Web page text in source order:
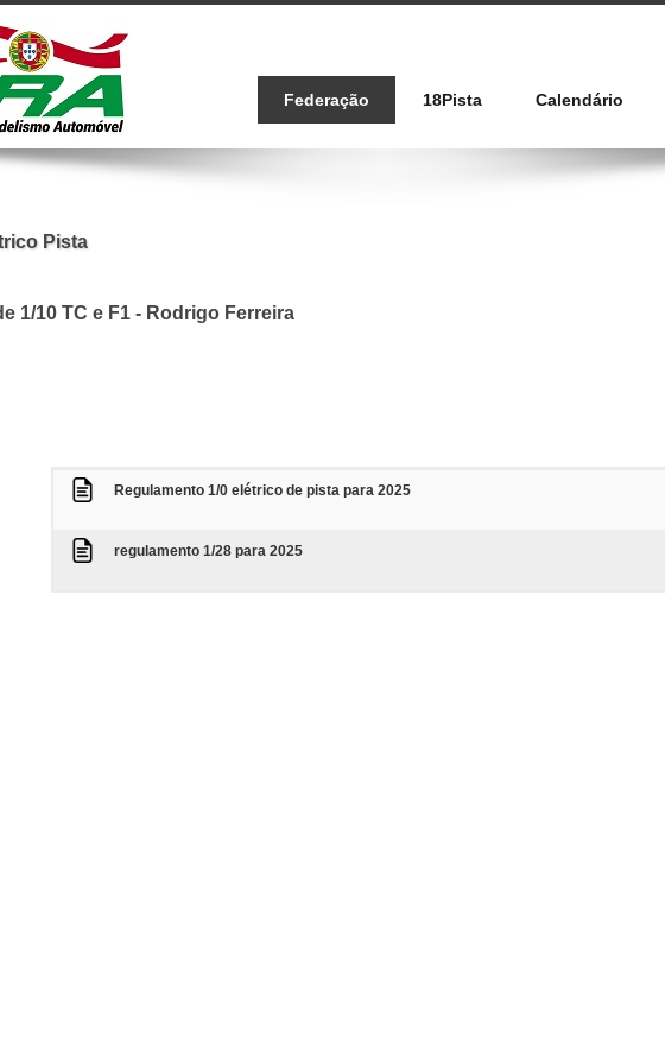
Federação 18Pista Calendário
Pista
1/10 TC e F1 - Rodrigo Ferreira
Regulamento 1/0 elétrico de pista para 2025
regulamento 1/28 para 2025